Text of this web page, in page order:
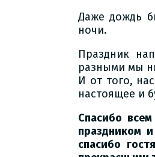
Даже дождь
ночи.
Праздник
разными мы
И от того,
настоящее и
Спасибо
праздником
спасибо